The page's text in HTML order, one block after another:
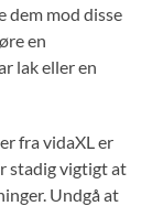
dem mod disse
en
lak eller en
fra vidaXL er
stadig vigtigt at
Undgå at